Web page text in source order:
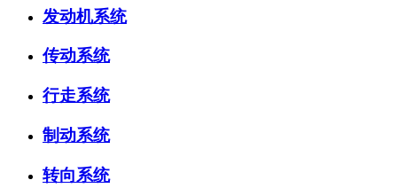
发动机系统
传动系统
行走系统
制动系统
转向系统